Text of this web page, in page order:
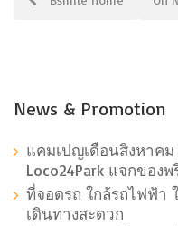
News & Promotion
แคมเปญเดือนสิงหาคม
Loco24Park แจกของ
ที่จอดรถ ใกล้รถไฟฟ้า ใ
เดินทางสะดวก